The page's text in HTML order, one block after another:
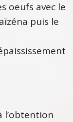
oeufs avec le
puis le
l’obtention